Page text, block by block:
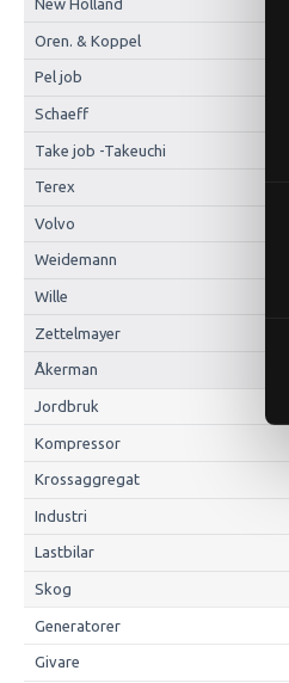
New Holland
Oren. & Koppel
Pel job
Schaeff
Take job -Takeuchi
Terex
Volvo
Weidemann
Wille
Zettelmayer
Åkerman
Jordbruk
Kompressor
Krossaggregat
Industri
Lastbilar
Skog
Generatorer
Givare